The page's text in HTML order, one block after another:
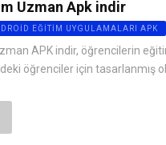
Uzman Apk indir
EĞITIM UYGULAMALARI APK
APK indir, öğrencilerin
öğrenciler için tasarlanmış